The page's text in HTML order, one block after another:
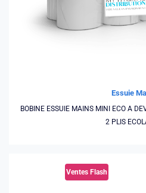
Essuie
BOBINE ESSUIE MAINS MINI ECO A
2 PLIS
Ventes Flash